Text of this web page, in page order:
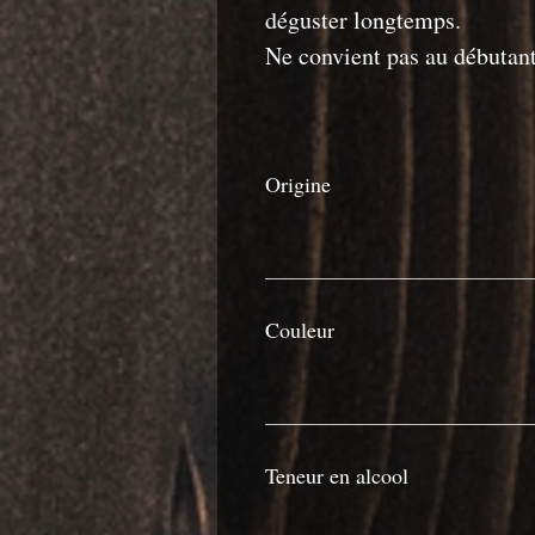
déguster longtemps.
Ne convient pas au
Origine
Couleur
Teneur en alcool